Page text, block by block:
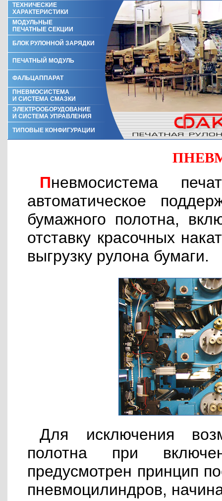
ТЕХНИЧЕСКИЕ
ХАРАКТЕРИСТИКИ
МОДУЛЬНЫЕ
ПЕЧАТНЫЕ СЕКЦИИ
БЛОК РУЛОННОЙ ЗАРЯДКИ
ПЕЧАТНЫЙ МОДУЛЬ
ФАЛЬЦАППАРАТ
ПНЕВМОСИСТЕМА
И СИСТЕМА СМАЗКИ
ЭЛЕКТРООБОРУДОВАНИЕ
И СИСТЕМА УПРАВЛЕНИЯ
ТИПОВЫЕ КОНФИГУРАЦИИ
Пневмосистема печатной машины обеспечивает
автоматическое
бумажного полотна,
отставку красочных
выгрузку рулона бумаги.
Для исключения
полотна при
предусмотрен принцип
пневмоцилиндров,